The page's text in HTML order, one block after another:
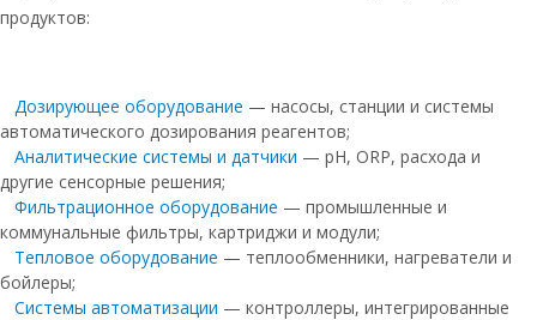
Руссоль таблетированная 25 кг
Соль таблетированная руссоль 25кг
Соль таблетированная 25 кг мозырь
Руссоль 25 кг
Соль для системы очистки воды
продуктов:
Дозирующее оборудование — насосы, станции и системы
автоматического дозирования реагентов;
Аналитические системы и датчики — pH, ORP, расхода и
другие сенсорные решения;
Фильтрационное оборудование — промышленные и
коммунальные фильтры, картриджи и модули;
Тепловое оборудование — теплообменники, нагреватели и
бойлеры;
Системы автоматизации — контроллеры, интегрированные